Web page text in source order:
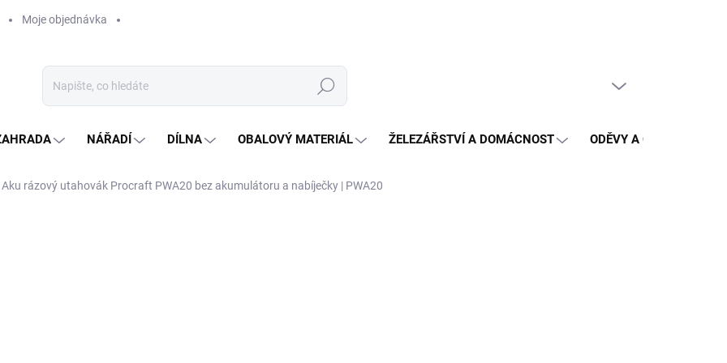
Moje objednávka
Hledat
NÁŘADÍ DÍLNA OBALOVÝ MATERIÁL ŽELEZÁŘSTVÍ A DOMÁCNOST ODĚVY A OCHRANA
Aku rázový utahovák Procraft PWA20 bez akumulátoru a nabíječky | PWA20